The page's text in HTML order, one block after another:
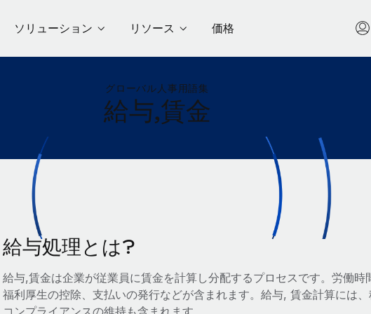
ソリューション リソース 価格
グローバル人事用語集
給与,賃金
給与処理とは?
給与,賃金は企業が従業員に賃金を計算し分配するプロセスです。労働
福利厚生の控除、支払いの発行などが含まれます。給与, 賃金計算には
コンプライアンスの維持も含まれます。